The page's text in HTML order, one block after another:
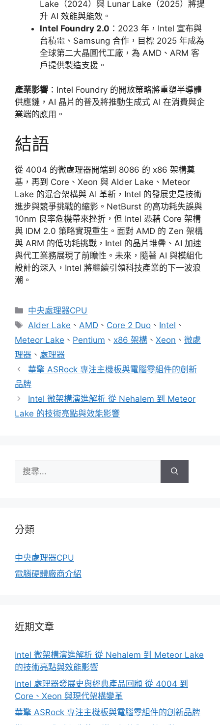
Lake（2024）與 Lunar Lake（2025）將提
升 AI 效能與能效。
Intel Foundry 2.0 ：2023 年，Intel 宣布與
台積電、Samsung 合作，目標 2025 年成為
全球第二大晶圓代工廠，為 AMD、ARM 客
戶提供製造支援。
產業影響 ：Intel Foundry 的開放策略將重塑半導體
供應鏈，AI 晶片的普及將推動生成式 AI 在消費與企
業端的應用。
結語
從 4004 的微處理器開端到 8086 的 x86 架構奠
基，再到 Core、Xeon 與 Alder Lake、Meteor
Lake 的混合架構與 AI 革新，Intel 的發展史是技術
進步與競爭挑戰的縮影。NetBurst 的高功耗失誤與
10nm 良率危機帶來挫折，但 Intel 憑藉 Core 架構
與 IDM 2.0 策略實現重生。面對 AMD 的 Zen 架構
與 ARM 的低功耗挑戰，Intel 的晶片堆疊、AI 加速
與代工業務展現了前瞻性。未來，隨著 AI 與模組化
設計的深入，Intel 將繼續引領科技產業的下一波浪
潮。
分
類
中央處理器CPU
標
籤
Alder Lake 、 AMD 、 Core 2 Duo 、 Intel 、
Meteor Lake 、 Pentium 、 x86 架構 、 Xeon 、 微處
理器 、 處理器
華擎 ASRock 專注主機板與電腦零組件的創新
品牌
Intel 微架構演進解析 從 Nehalem 到 Meteor
Lake 的技術亮點與效能影響
尋:
分類
中央處理器CPU
電腦硬體廠商介紹
近期文章
Intel 微架構演進解析 從 Nehalem 到 Meteor Lake
的技術亮點與效能影響
Intel 處理器發展史與經典產品回顧 從 4004 到
Core、Xeon 與現代架構變革
華擎 ASRock 專注主機板與電腦零組件的創新品牌